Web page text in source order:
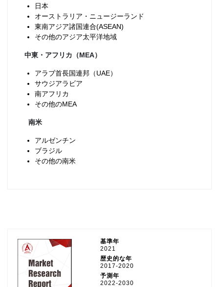
日本
オーストラリア・ニュージーランド
東南アジア諸国連合(ASEAN)
その他のアジア太平洋地域
中東・アフリカ（MEA）
アラブ首長国連邦（UAE）
サウジアラビア
南アフリカ
その他のMEA
南米
アルゼンチン
ブラジル
その他の南米
基準年
2021
歴史的な年
2017-2020
予測年
2022-2030